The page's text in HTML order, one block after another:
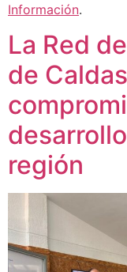
Información.
La Red
de
región